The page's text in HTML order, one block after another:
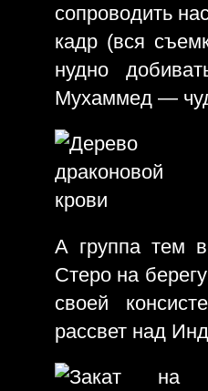
сопроводить
кадр (вся
нудно
Мухаммед —
А группа тем
Стеро на
своей
рассвет над